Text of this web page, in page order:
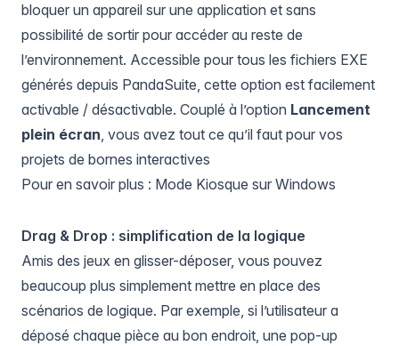
bloquer un appareil sur une application et sans
possibilité de sortir pour accéder au reste de
l’environnement. Accessible pour tous les fichiers EXE
générés depuis PandaSuite, cette option est facilement
activable / désactivable. Couplé à l’option Lancement
plein écran, vous avez tout ce qu’il faut pour vos
projets de bornes interactives
Pour en savoir plus : Mode Kiosque sur Windows
Drag & Drop : simplification de la logique
Amis des jeux en glisser-déposer, vous pouvez
beaucoup plus simplement mettre en place des
scénarios de logique. Par exemple, si l’utilisateur a
déposé chaque pièce au bon endroit, une pop-up